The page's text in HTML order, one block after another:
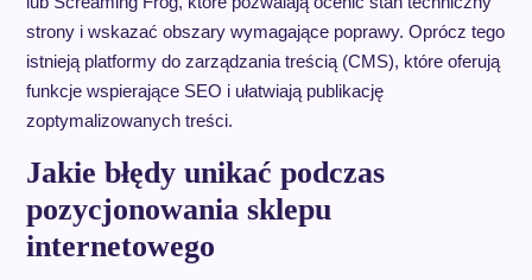
strony i wskazać obszary wymagające poprawy. Oprócz tego
istnieją platformy do zarządzania treścią (CMS), które oferują
funkcje wspierające SEO i ułatwiają publikację
zoptymalizowanych treści.
Jakie błędy unikać podczas
pozycjonowania sklepu
internetowego